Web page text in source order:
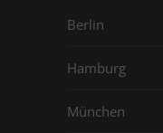
Berlin
Hamburg
München